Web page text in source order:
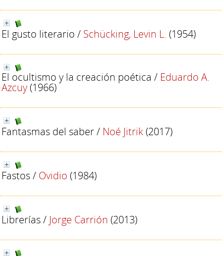
El gusto literario / Schücking, Levin L. (1954)
El ocultismo y la creación poética / Eduardo A.
Azcuy(1966)
Fantasmas del saber/ Noé Jitrik(2017)
Fastos/ Ovidio (1984)
Librerías/ Jorge Carrión (2013)